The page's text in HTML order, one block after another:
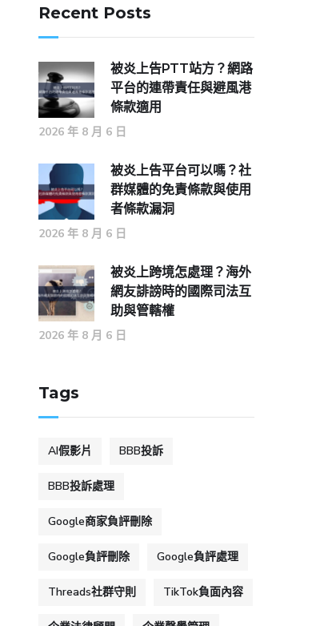
Recent Posts
被炎上告PTT站方？網路
平台的連帶責任與避風港
條款適用
2026 年 8 月 6 日
被炎上告平台可以嗎？社
群媒體的免責條款與使用
者條款漏洞
2026 年 8 月 6 日
被炎上跨境怎處理？海外
網友誹謗時的國際司法互
助與管轄權
2026 年 8 月 6 日
Tags
AI假影片 BBB投訴
BBB投訴處理
Google商家負評刪除
Google負評刪除 Google負評處理
Threads社群守則 TikTok負面內容